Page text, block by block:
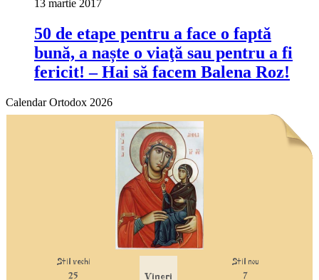
13 martie 2017
50 de etape pentru a face o faptă
bună, a naște o viaţă sau pentru a fi
fericit! – Hai să facem Balena Roz!
Calendar Ortodox 2026